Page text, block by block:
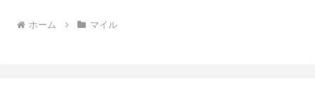
ホーム マイル